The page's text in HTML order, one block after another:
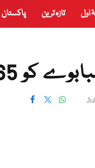
اول تازہ ترین پاکستان
کا ہدف دے دیا